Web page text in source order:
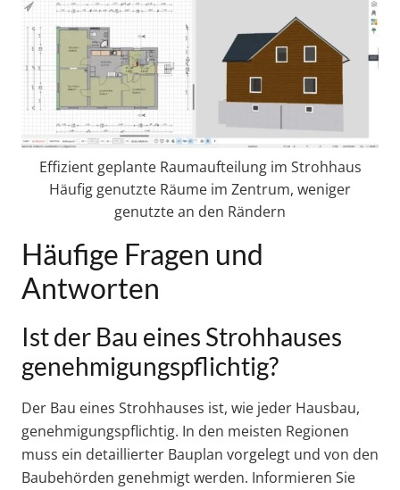
Effizient geplante Raumaufteilung im Strohhaus
Häufig genutzte Räume im Zentrum, weniger
genutzte an den Rändern
Häufige Fragen und
Antworten
Ist der Bau eines Strohhauses
genehmigungspflichtig?
Der Bau eines Strohhauses ist, wie jeder Hausbau,
genehmigungspflichtig. In den meisten Regionen
muss ein detaillierter Bauplan vorgelegt und von den
Baubehörden genehmigt werden. Informieren Sie